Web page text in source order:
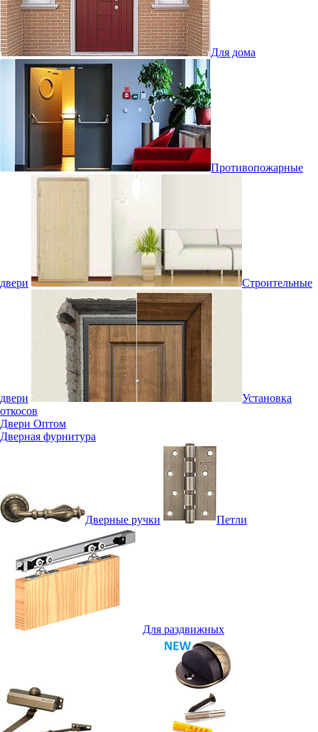
Для дома
Противопожарные
двери Строительные
двери
Установка
откосов
Двери Оптом
Дверная фурнитура
Дверные ручки Петли
Для раздвижных